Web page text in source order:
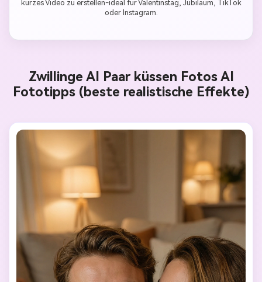
kurzes Video zu erstellen-ideal für Valentinstag, Jubiläum, TikTok
oder Instagram.
Zwillinge AI Paar küssen Fotos AI
Fototipps (beste realistische Effekte)